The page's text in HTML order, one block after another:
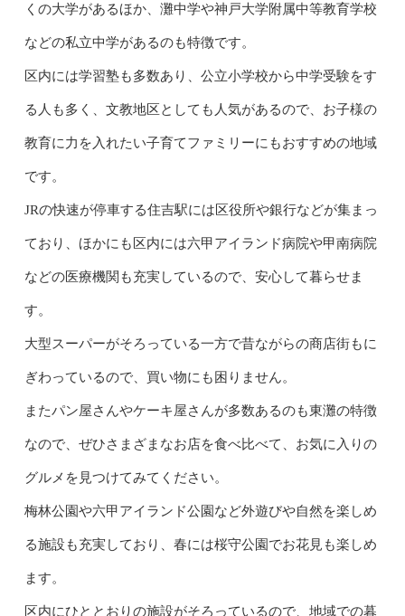
くの大学があるほか、灘中学や神戸大学附属中等教育学校
などの私立中学があるのも特徴です。
区内には学習塾も多数あり、公立小学校から中学受験をす
る人も多く、文教地区としても人気があるので、お子様の
教育に力を入れたい子育てファミリーにもおすすめの地域
です。
JRの快速が停車する住吉駅には区役所や銀行などが集まっ
ており、ほかにも区内には六甲アイランド病院や甲南病院
などの医療機関も充実しているので、安心して暮らせま
す。
大型スーパーがそろっている一方で昔ながらの商店街もに
ぎわっているので、買い物にも困りません。
またパン屋さんやケーキ屋さんが多数あるのも東灘の特徴
なので、ぜひさまざまなお店を食べ比べて、お気に入りの
グルメを見つけてみてください。
梅林公園や六甲アイランド公園など外遊びや自然を楽しめ
る施設も充実しており、春には桜守公園でお花見も楽しめ
ます。
区内にひととおりの施設がそろっているので、地域での暮